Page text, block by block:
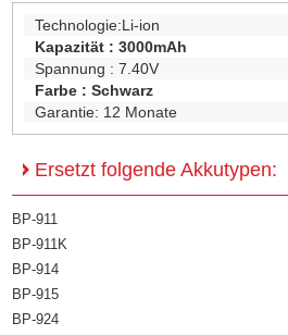
Technologie:Li-ion
Kapazität :3000mAh
Spannung :7.40V
Farbe :Schwarz
Garantie: 12 Monate
Ersetzt folgende Akkutypen:
BP-911
BP-911K
BP-914
BP-915
BP-924